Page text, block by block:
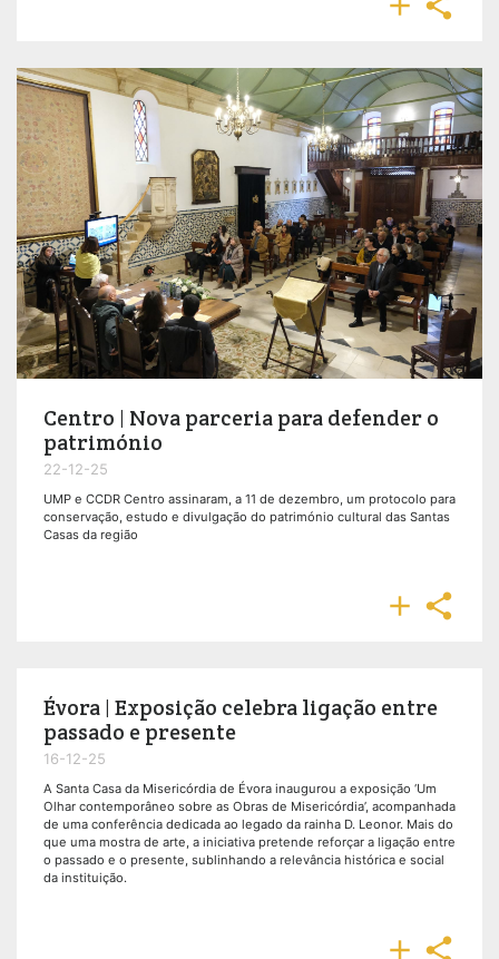
Centro | Nova parceria para defender o
património
22-12-25
UMP e CCDR Centro assinaram, a 11 de dezembro, um protocolo para
conservação, estudo e divulgação do património cultural das Santas
Casas da região
 
Évora | Exposição celebra ligação entre
passado e presente
16-12-25
A Santa Casa da Misericórdia de Évora inaugurou a exposição ‘Um
Olhar contemporâneo sobre as Obras de Misericórdia’, acompanhada
de uma conferência dedicada ao legado da rainha D. Leonor. Mais do
que uma mostra de arte, a iniciativa pretende reforçar a ligação entre
o passado e o presente, sublinhando a relevância histórica e social
da instituição.
 